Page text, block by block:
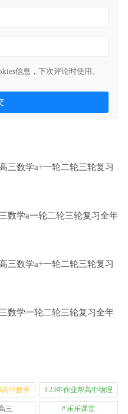
信息，下次评论时使用。
三数学a+一轮二轮三轮复习
数学a一轮二轮三轮复习全年
三数学a+一轮二轮三轮复习
数学一轮二轮三轮复习全年
高中数学 23年作业帮高中物理
三 乐乐课堂